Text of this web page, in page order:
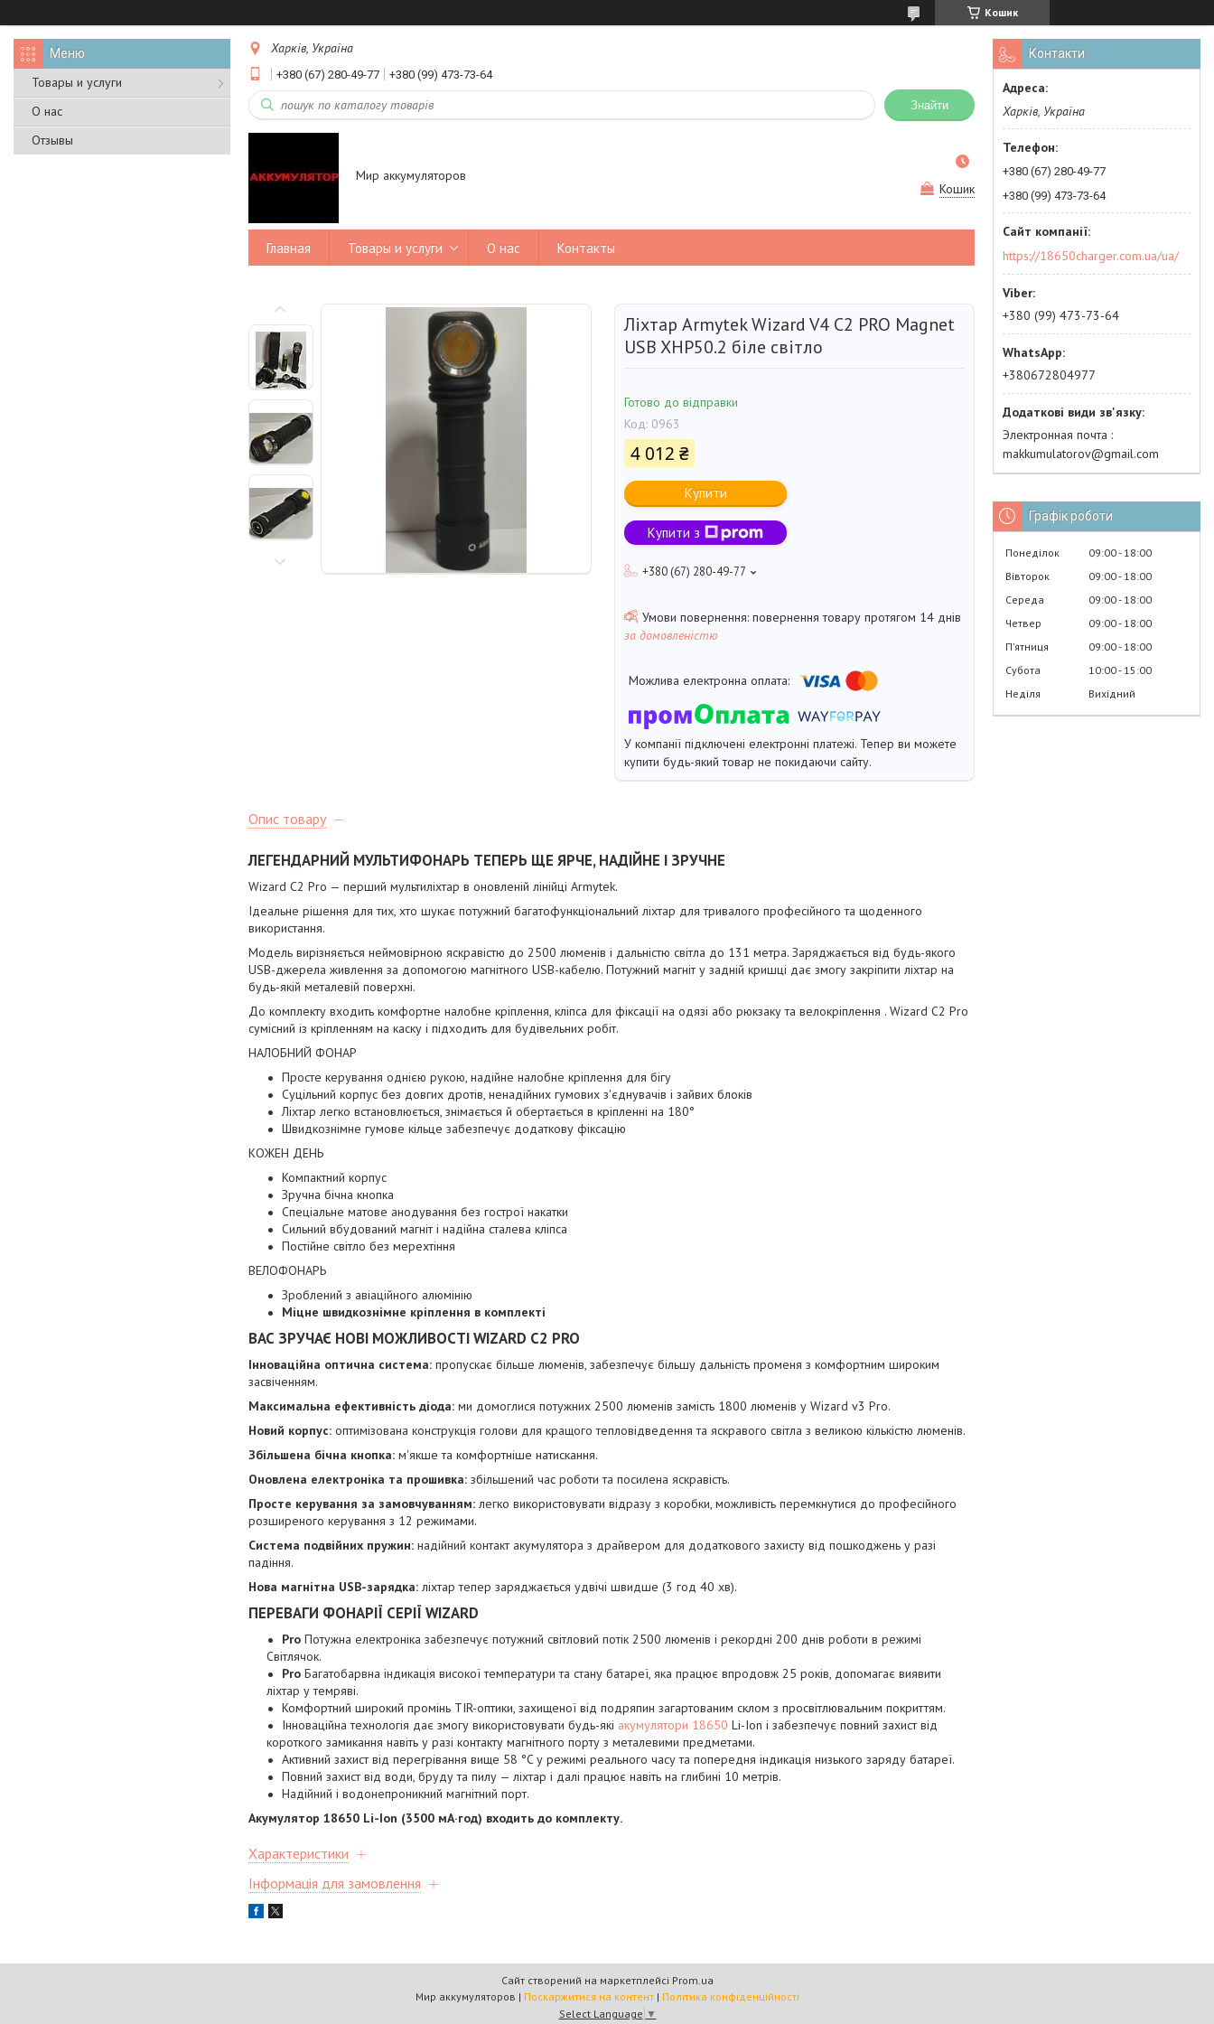
Кошик
Товары и услуги
О нас
Отзывы
Харків, Україна
+380 (67) 280-49-77 +380 (99) 473-73-64
Знайти
Мир аккумуляторов
Кошик
Главная Товары и услуги О нас Контакты
Ліхтар Armytek Wizard V4 C2 PRO Magnet
USB XHP50.2 біле світло
Готово до відправки
Код: 0963
4 012 ₴
Купити
Купити з
+380 (67) 280-49-77
повернення товару протягом 14 днів
за домовленістю
У компанії підключені електронні платежі. Тепер ви можете
купити будь-який товар не покидаючи сайту.
Опис товару
ЛЕГЕНДАРНИЙ МУЛЬТИФОНАРЬ ТЕПЕРЬ ЩЕ ЯРЧЕ, НАДІЙНЕ І ЗРУЧНЕ
Wizard C2 Pro — перший мультиліхтар в оновленій лінійці Armytek.
Ідеальне рішення для тих, хто шукає потужний багатофункціональний ліхтар для тривалого професійного та щоденного
використання.
Модель вирізняється неймовірною яскравістю до 2500 люменів і дальністю світла до 131 метра. Заряджається від будь-якого
USB-джерела живлення за допомогою магнітного USB-кабелю. Потужний магніт у задній кришці дає змогу закріпити ліхтар на
будь-якій металевій поверхні.
До комплекту входить комфортне налобне кріплення, кліпса для фіксації на одязі або рюкзаку та велокріплення . Wizard C2 Pro
сумісний із кріпленням на каску і підходить для будівельних робіт.
НАЛОБНИЙ ФОНАР
Просте керування однією рукою, надійне налобне кріплення для бігу
Суцільний корпус без довгих дротів, ненадійних гумових з'єднувачів і зайвих блоків
Ліхтар легко встановлюється, знімається й обертається в кріпленні на 180°
Швидкознімне гумове кільце забезпечує додаткову фіксацію
КОЖЕН ДЕНЬ
Компактний корпус
Зручна бічна кнопка
Спеціальне матове анодування без гострої накатки
Сильний вбудований магніт і надійна сталева кліпса
Постійне світло без мерехтіння
ВЕЛОФОНАРЬ
Зроблений з авіаційного алюмінію
Міцне швидкознімне кріплення в комплекті
ВАС ЗРУЧАЄ НОВІ МОЖЛИВОСТІ WIZARD C2 PRO
Інноваційна оптична система: пропускає більше люменів, забезпечує більшу дальність променя з комфортним широким
засвіченням.
Максимальна ефективність діода: ми домоглися потужних 2500 люменів замість 1800 люменів у Wizard v3 Pro.
Новий корпус: оптимізована конструкція голови для кращого тепловідведення та яскравого світла з великою кількістю люменів.
Збільшена бічна кнопка: м'якше та комфортніше натискання.
Оновлена електроніка та прошивка: збільшений час роботи та посилена яскравість.
Просте керування за замовчуванням: легко використовувати відразу з коробки, можливість перемкнутися до професійного
розширеного керування з 12 режимами.
Система подвійних пружин: надійний контакт акумулятора з драйвером для додаткового захисту від пошкоджень у разі
падіння.
Нова магнітна USB-зарядка: ліхтар тепер заряджається удвічі швидше (3 год 40 хв).
ПЕРЕВАГИ ФОНАРІЇ СЕРІЇ WIZARD
Pro Потужна електроніка забезпечує потужний світловий потік 2500 люменів і рекордні 200 днів роботи в режимі
Світлячок.
Pro Багатобарвна індикація високої температури та стану батареї, яка працює впродовж 25 років, допомагає виявити
ліхтар у темряві.
Комфортний широкий промінь TIR-оптики, захищеної від подряпин загартованим склом з просвітлювальним покриттям.
Інноваційна технологія дає змогу використовувати будь-які акумулятори 18650 Li-Ion і забезпечує повний захист від
короткого замикання навіть у разі контакту магнітного порту з металевими предметами.
Активний захист від перегрівання вище 58 °C у режимі реального часу та попередня індикація низького заряду батареї.
Повний захист від води, бруду та пилу — ліхтар і далі працює навіть на глибині 10 метрів.
Надійний і водонепроникний магнітний порт.
Акумулятор 18650 Li-Ion (3500 мА·год) входить до комплекту.
Характеристики
Інформація для замовлення
Контакти
Харків, Україна
+380 (67) 280-49-77
+380 (99) 473-73-64
https://18650charger.com.ua/ua/
+380 (99) 473-73-64
+380672804977
Электронная почта
makkumulatorov@gmail.com
Графік роботи
Понеділок 09:00 18:00
Вівторок
09:00 18:00
Середа
09:00 18:00
Четвер
09:00 18:00
Пʼятниця
09:00 18:00
Субота
10:00 15:00
Неділя
Вихідний
Сайт створений на маркетплейсі Prom.ua
Мир аккумуляторов | Поскаржитися на контент | Політика конфіденційності
Select Language ▼